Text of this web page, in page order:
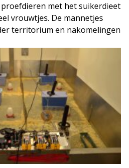
proefdieren met het suikerdieet
vrouwtjes. De mannetjes
territorium en nakomelingen